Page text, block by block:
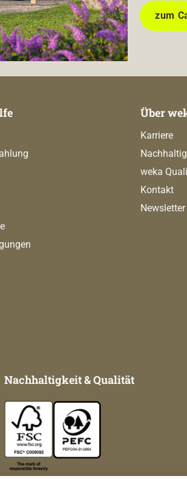
zum
Über
Karriere
weka
Kontakt
Newsletter
Nachhaltigkeit & Qualität